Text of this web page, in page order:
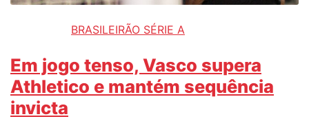
BRASILEIRÃO SÉRIE A
Em jogo tenso, Vasco supera
Athletico e mantém sequência
invicta